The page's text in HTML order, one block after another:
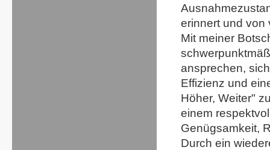
erinnert und von
Mit meiner
ansprechen,
Effizienz und
Höher, Weiter"
einem
Genügsamkeit,
Durch ein